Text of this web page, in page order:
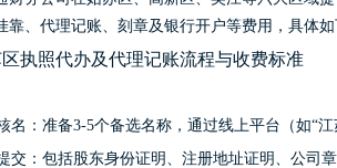
靠、代理记账、刻章及银行开户等费用，具体
执照代办及代理记账流程与收费标准
名：准备3-5个备选名称，通过线上平台（如“
交：包括股东身份证明、注册地址证明、公司